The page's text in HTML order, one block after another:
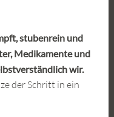
stubenrein und
Medikamente und
wir.
der Schritt in ein